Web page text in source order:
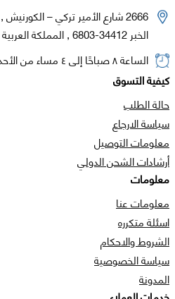
2666 شارع الأمير تركي – الكورنيش , وحدة رقم 102
الخبر 34412-6803 , المملكة العربية السعودية
الساعة ٨ صباحًا إلى ٤ مساء من الأحد إلى الخميس
كيفية التسوق
حالة الطلب
سياسة الارجاع
معلومات التوصيل
أرشادات الشحن الدولي
معلومات
معلومات عنا
اسئلة متكرره
الشروط والاحكام
سياسة الخصوصية
المدونة